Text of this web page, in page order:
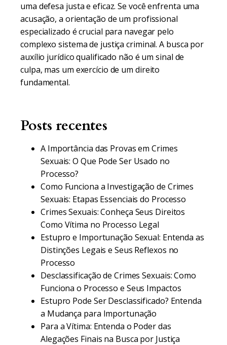
uma defesa justa e eficaz. Se você enfrenta uma
acusação, a orientação de um profissional
especializado é crucial para navegar pelo
complexo sistema de justiça criminal. A busca por
auxílio jurídico qualificado não é um sinal de
culpa, mas um exercício de um direito
fundamental.
Posts recentes
A Importância das Provas em Crimes
Sexuais: O Que Pode Ser Usado no
Processo?
Como Funciona a Investigação de Crimes
Sexuais: Etapas Essenciais do Processo
Crimes Sexuais: Conheça Seus Direitos
Como Vítima no Processo Legal
Estupro e Importunação Sexual: Entenda as
Distinções Legais e Seus Reflexos no
Processo
Desclassificação de Crimes Sexuais: Como
Funciona o Processo e Seus Impactos
Estupro Pode Ser Desclassificado? Entenda
a Mudança para Importunação
Para a Vítima: Entenda o Poder das
Alegações Finais na Busca por Justiça